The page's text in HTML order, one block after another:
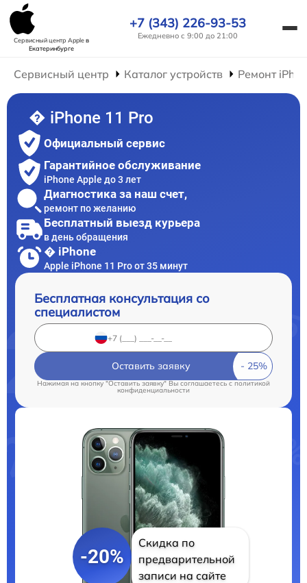
Сервисный центр Appleв
Екатеринбурге
+7 (343) 226-93-53
Ежедневно с 9:00 до 21:00
Сервисный центр Каталог устройств Ремонт
� iPhone 11 Pro
Официальный сервис
Гарантийное обслуживание
iPhone Apple до 3 лет
Диагностика за наш счет,
ремонт по желанию
Бесплатный выезд курьера
в день обращения
� iPhone
Apple iPhone 11 Pro от 35 минут
Бесплатная консультация со
специалистом
Оставить заявку
Нажимая на кнопку "Оставить заявку" Вы соглашаетесь cполитикой
конфиденциальности
-20%
Скидка по
предварительной
записи на сайте